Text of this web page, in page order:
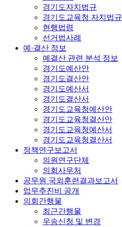
경기도자치법규
경기도교육청 자치법규
현행법령
선거법사례
예·결산 정보
예결산 관련 분석 정보
경기도예산안
경기도결산안
경기도예산서
경기도결산서
경기도교육청예산안
경기도교육청결산안
경기도교육청예산서
경기도교육청결산서
정책연구보고서
의원연구단체
의회사무처
공무원 국외훈련결과보고서
업무추진비 공개
의회간행물
최근간행물
우송신청 및 변경